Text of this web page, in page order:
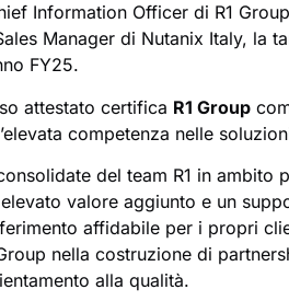
Information Officer di R1
Manager di Nutanix Italy, la
FY25.
attestato certifica R1 Group
competenza nelle
del team R1 in ambito
valore aggiunto e un
affidabile per i propri
nella costruzione di
alla qualità.